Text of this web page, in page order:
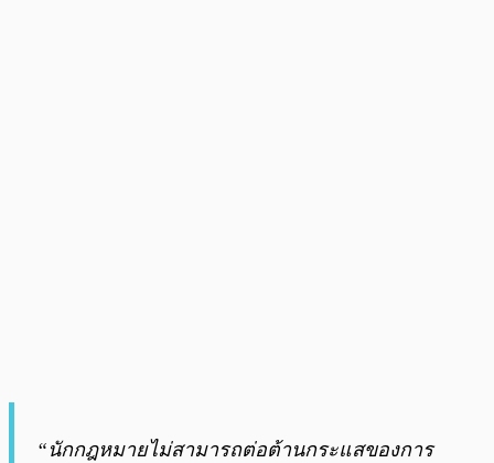
“นักกฎหมายไม่สามารถต่อต้านกระแสของการ